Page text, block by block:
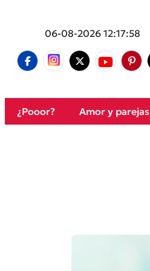
06-08-2026 12:17:58
¿Pooor? Amor y parejas